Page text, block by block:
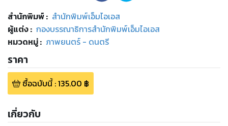
สำนักพิมพ์: สำนักพิมพ์เอ็มไอเอส
ผู้แต่ง : กองบรรณาธิการสำนักพิมพ์เอ็มไอเอส
หมวดหมู่: ภาพยนตร์ - ดนตรี
ราคา
ซื้อฉบับนี้:135.00 ฿
เกี่ยวกับ